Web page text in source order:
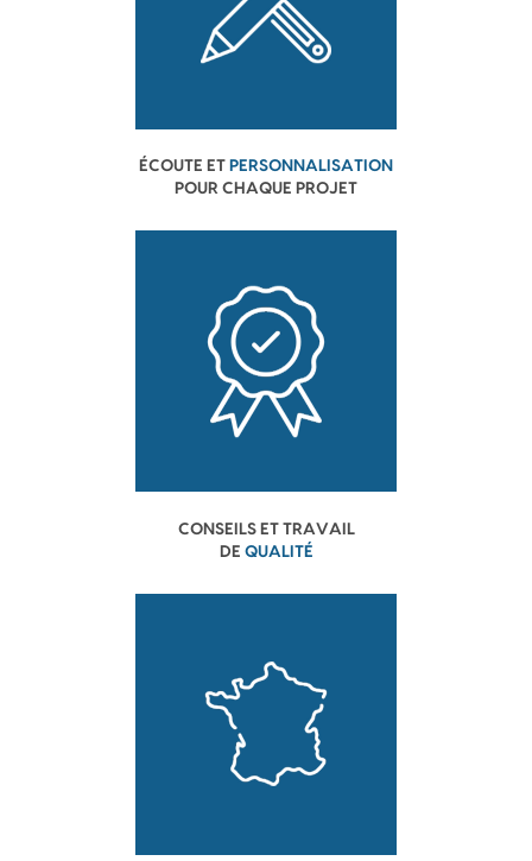
ÉCOUTE ET PERSONNALISATION
POUR CHAQUE PROJET
CONSEILS ET TRAVAIL
DE QUALITÉ